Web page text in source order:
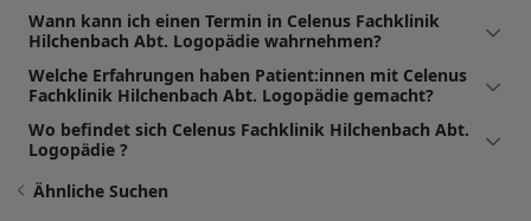
Wann kann ich einen Termin in Celenus Fachklinik
Hilchenbach Abt. Logopädie wahrnehmen?
Welche Erfahrungen haben Patient:innen mit Celenus
Fachklinik Hilchenbach Abt. Logopädie gemacht?
Wo befindet sich Celenus Fachklinik Hilchenbach Abt.
Logopädie ?
Ähnliche Suchen